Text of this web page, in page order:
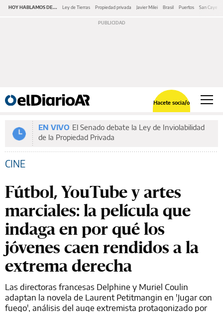
HOY HABLAMOS DE... Ley de Tierras Propiedad privada Javier Milei Brasil Puertos San
Hacete socia/o
EN VIVO El Senado debate la Ley de Inviolabilidad
de la Propiedad Privada
CINE
Fútbol, YouTube y artes
marciales: la película que
indaga en por qué los
jóvenes caen rendidos a la
extrema derecha
Las directoras francesas Delphine y Muriel Coulin
adaptan la novela de Laurent Petitmangin en 'Jugar con
fuego', análisis del auge extremista protagonizado por